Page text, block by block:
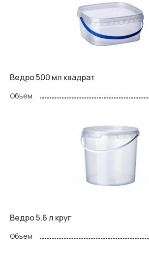
Ведро 500 мл квадрат
Объем
Ведро 5,6 л круг
Объем